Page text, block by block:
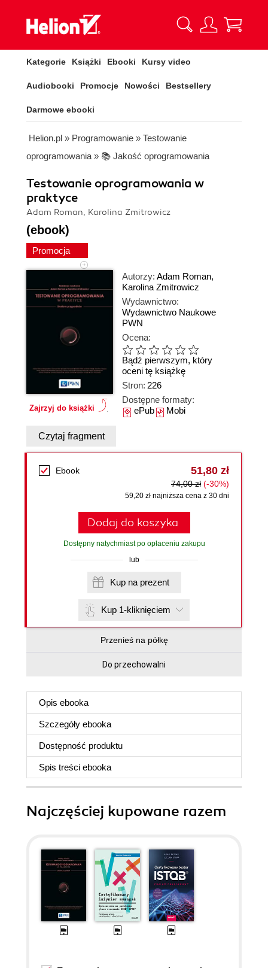
Kategorie Książki Ebooki Kursy video
Audiobooki Promocje Nowości Bestsellery
Darmowe ebooki
Helion.pl » Programowanie » Testowanie
oprogramowania » 📚 Jakość oprogramowania
Testowanie oprogramowania w
praktyce
Adam Roman, Karolina Zmitrowicz
(ebook)
Promocja
Zajrzyj do książki
Autorzy: Adam Roman,
Karolina Zmitrowicz
Wydawnictwo:
Wydawnictwo Naukowe
PWN
Ocena:
Bądź pierwszym, który
oceni tę książkę
Stron: 226
Dostępne formaty:
ePubMobi
Czytaj fragment
Ebook 51,80 zł
74,00 zł (-30%)
59,20 zł najniższa cena z 30 dni
Dodaj do koszyka
Dostępny natychmiast po opłaceniu zakupu
lub
Kup na prezent
Kup 1-kliknięciem
Przenieś na półkę
Do przechowalni
Opis ebooka
Szczegóły ebooka
Dostępność produktu
Spis treści ebooka
Najczęściej kupowane razem